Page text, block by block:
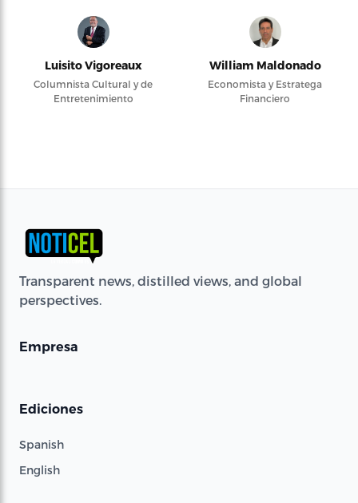
Luisito Vigoreaux
Columnista Cultural y de
Entretenimiento
William Maldonado
Economista y Estratega
Financiero
Transparent news, distilled views, and global
perspectives.
Empresa
Ediciones
Spanish
English